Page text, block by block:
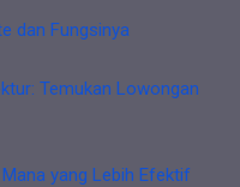
dan Fungsinya
Temukan Lowongan
yang Lebih Efektif